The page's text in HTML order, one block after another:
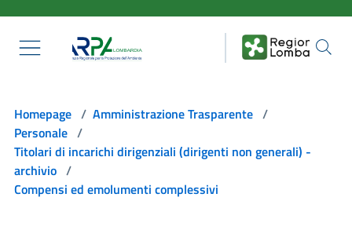
Homepage / Amministrazione Trasparente /
Personale /
Titolari di incarichi dirigenziali (dirigenti non generali) -
archivio /
Compensi ed emolumenti complessivi